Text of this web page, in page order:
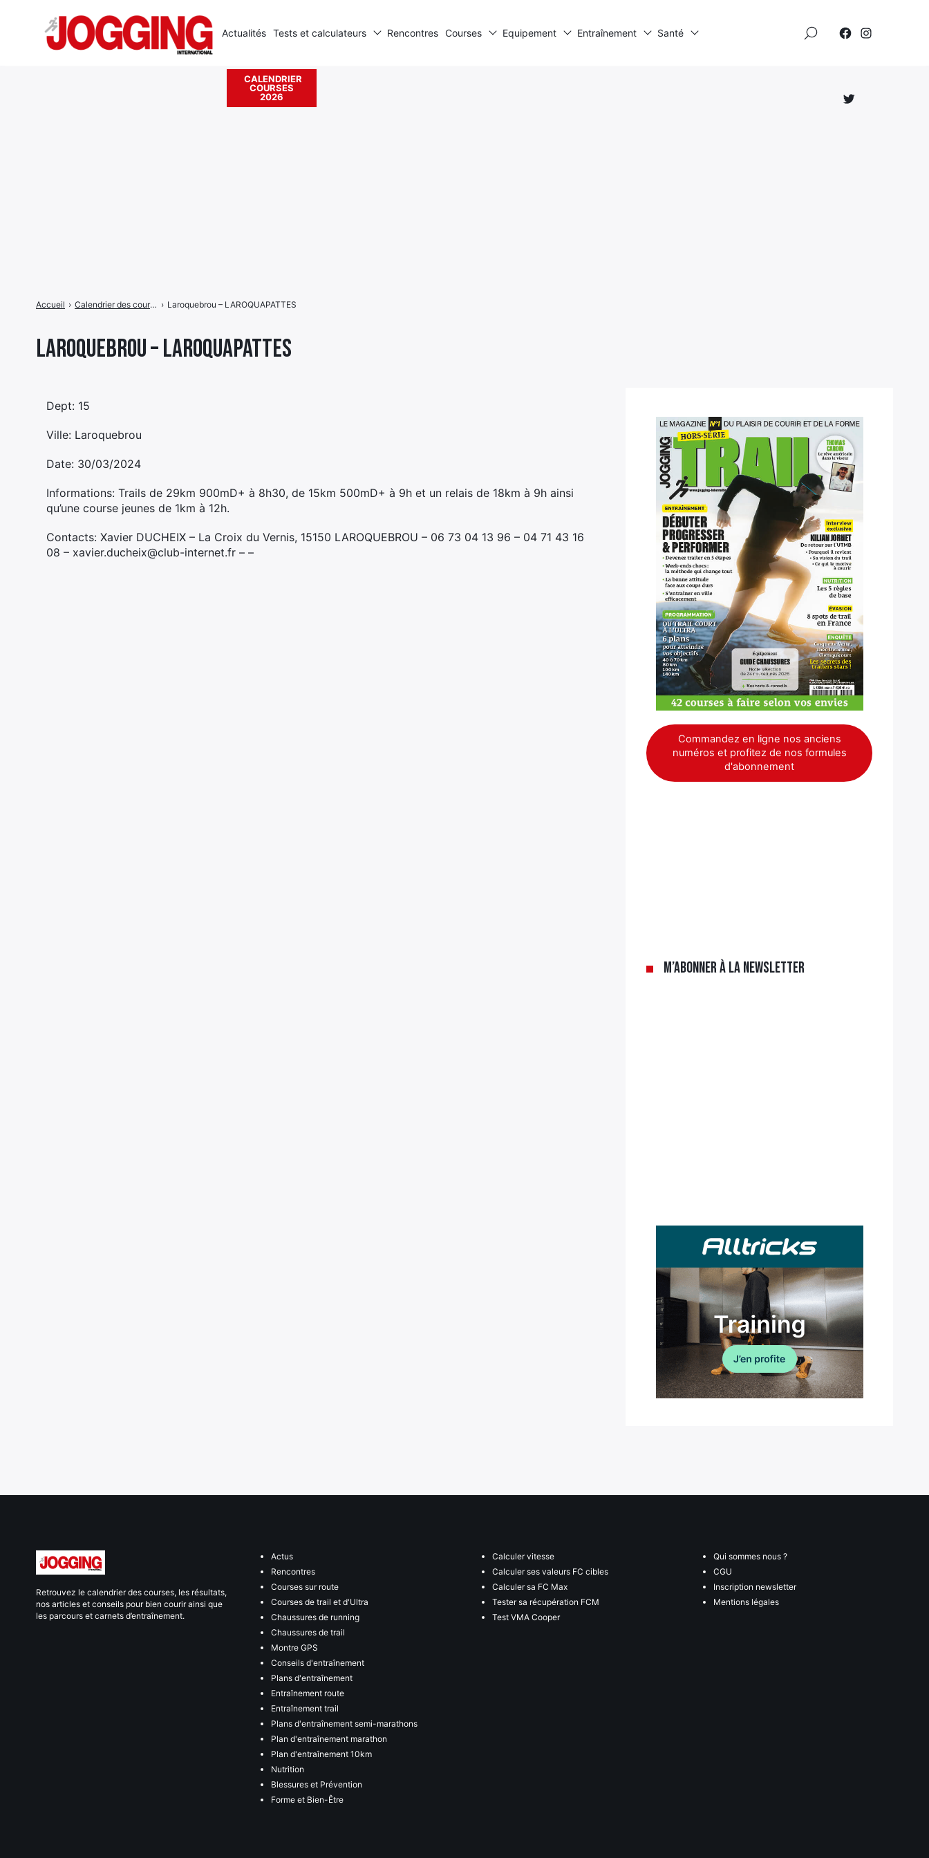
Laroquebrou – LAROQUAPATTES
Accueil › Calendrier des courses › Laroquebrou – LAROQUAPATTES
Dept: 15
Ville: Laroquebrou
Date: 30/03/2024
Informations: Trails de 29km 900mD+ à 8h30, de 15km 500mD+ à 9h et un relais de 18km à 9h ainsi
qu’une course jeunes de 1km à 12h.
Contacts: Xavier DUCHEIX – La Croix du Vernis, 15150 LAROQUEBROU – 06 73 04 13 96 – 04 71 43 16
08 – xavier.ducheix@club-internet.fr – –
Commandez en ligne nos anciens
numéros et profitez de nos formules
d'abonnement
M’abonner à la newsletter
Actualités Tests et calculateurs Rencontres Courses Equipement Entraînement Santé
CALENDRIER
COURSES
2026
Élément
Retrouvez le calendrier des courses, les résultats,
nos articles et conseils pour bien courir ainsi que
les parcours et carnets d’entraînement.
Actus
Rencontres
Courses sur route
Courses de trail et d'Ultra
Chaussures de running
Chaussures de trail
Montre GPS
Conseils d'entraînement
Plans d'entraînement
Entraînement route
Entraînement trail
Plans d'entraînement semi-marathons
Plan d'entraînement marathon
Plan d'entraînement 10km
Nutrition
Blessures et Prévention
Forme et Bien-Être
Calculer vitesse
Calculer ses valeurs FC cibles
Calculer sa FC Max
Tester sa récupération FCM
Test VMA Cooper
Qui sommes nous ?
CGU
Inscription newsletter
Mentions légales
Rechercher